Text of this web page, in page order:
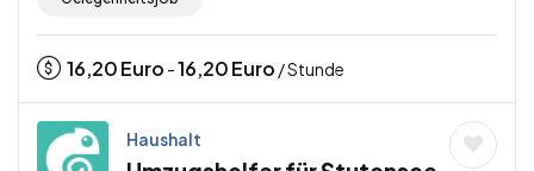
16,20Euro -16,20Euro / Stunde
Haushalt